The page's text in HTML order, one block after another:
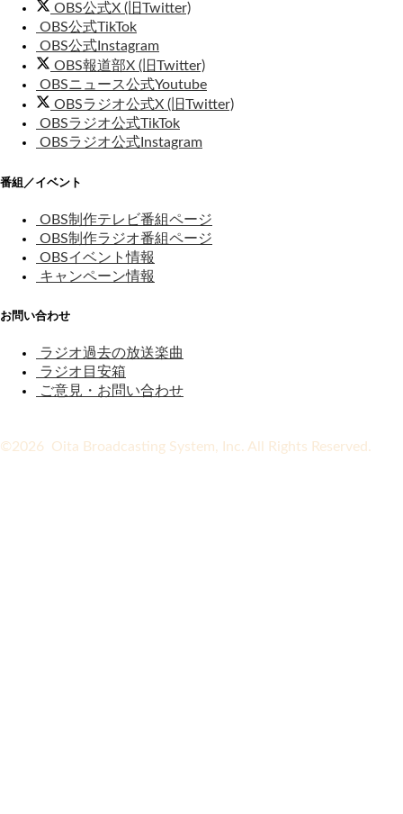
OBS公式X (旧Twitter)
OBS公式TikTok
OBS公式Instagram
OBS報道部X (旧Twitter)
OBSニュース公式Youtube
OBSラジオ公式X (旧Twitter)
OBSラジオ公式TikTok
OBSラジオ公式Instagram
番組／イベント
OBS制作テレビ番組ページ
OBS制作ラジオ番組ページ
OBSイベント情報
キャンペーン情報
お問い合わせ
ラジオ過去の放送楽曲
ラジオ目安箱
ご意見・お問い合わせ
©2026 Oita Broadcasting System, Inc. All Rights Reserved.